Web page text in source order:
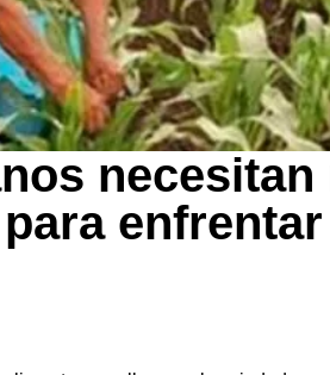
necesitan